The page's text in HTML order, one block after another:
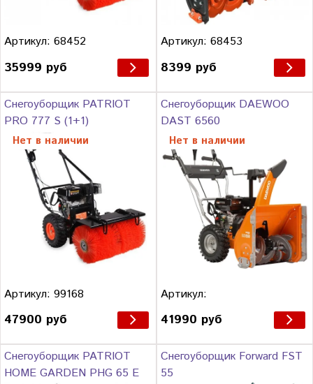
Артикул: 68452
35999 руб
Артикул: 68453
8399 руб
Снегоуборщик PATRIOT
PRO 777 S (1+1)
Нет в наличии
Артикул: 99168
47900 руб
Снегоуборщик DAEWOO
DAST 6560
Нет в наличии
Артикул:
41990 руб
Снегоуборщик PATRIOT
HOME GARDEN PHG 65 Е
Снегоуборщик Forward FST
55